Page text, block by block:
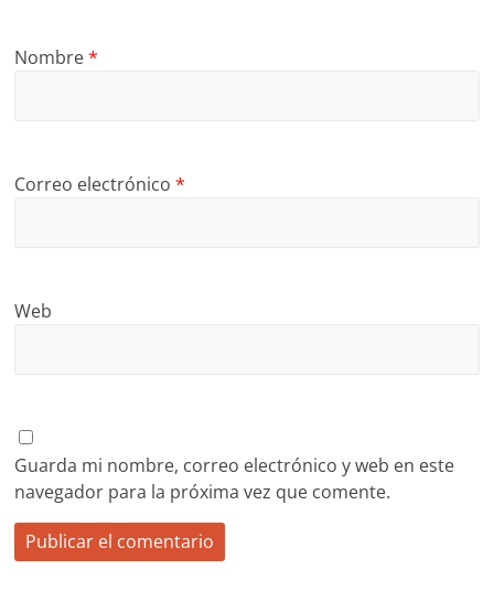
Nombre*
Correo electrónico*
Web
Guarda mi nombre, correo electrónico y web en este
navegador para la próxima vez que comente.